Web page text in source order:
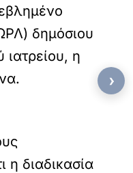
δημόσιου
ιατρείου, η
η διαδικασία
›